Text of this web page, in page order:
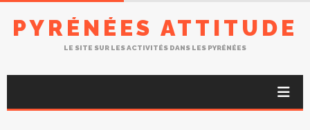
PYRÉNÉES ATTITUDE
LE SITE SUR LES ACTIVITÉS DANS LES PYRÉNÉES